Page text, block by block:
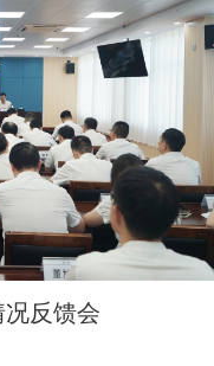
反馈会